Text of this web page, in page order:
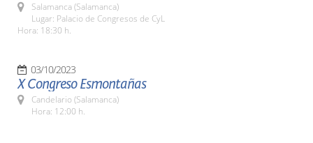
Salamanca (Salamanca)
Lugar: Palacio de Congresos de CyL
Hora: 18:30 h.
03/10/2023
X Congreso Esmontañas
Candelario (Salamanca)
Hora: 12:00 h.